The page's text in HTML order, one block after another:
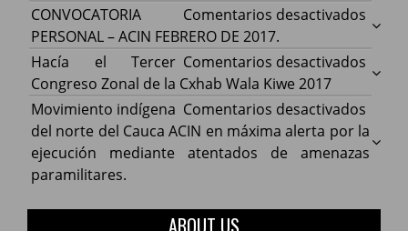
Cauca
con
de
Comentarios desactivados
ACIN
DE
CONVOCATORIA
PERSONAL – ACIN FEBRERO DE 2017.
Comentarios desactivados
Hacía
la
Hacía el Tercer
Congreso Zonal de la Cxhab Wala Kiwe 2017
Comentarios desactivados
Movimiento indígena
del norte del Cauca ACIN en máxima alerta por la
ejecución mediante atentados de amenazas
paramilitares.
ABOUT US